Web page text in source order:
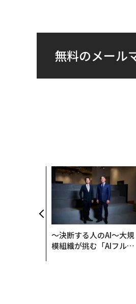
無料のメール
〜決断する人のAI〜大規
模組織が挑む「AIフル実